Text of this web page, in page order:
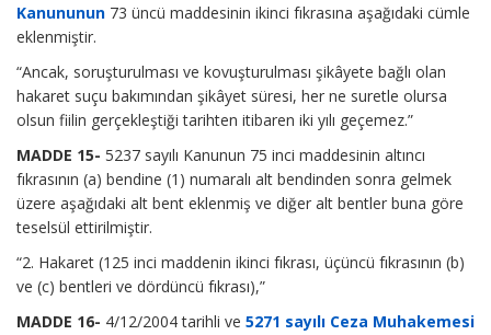
Kanununun 73 üncü maddesinin ikinci fıkrasına aşağıdaki cümle
eklenmiştir.
“Ancak, soruşturulması ve kovuşturulması şikâyete bağlı olan
hakaret suçu bakımından şikâyet süresi, her ne suretle olursa
olsun fiilin gerçekleştiği tarihten itibaren iki yılı geçemez.”
MADDE 15- 5237 sayılı Kanunun 75 inci maddesinin altıncı
fıkrasının (a) bendine (1) numaralı alt bendinden sonra gelmek
üzere aşağıdaki alt bent eklenmiş ve diğer alt bentler buna göre
teselsül ettirilmiştir.
“2. Hakaret (125 inci maddenin ikinci fıkrası, üçüncü fıkrasının (b)
ve (c) bentleri ve dördüncü fıkrası),”
MADDE 16- 4/12/2004 tarihli ve 5271 sayılı Ceza Muhakemesi